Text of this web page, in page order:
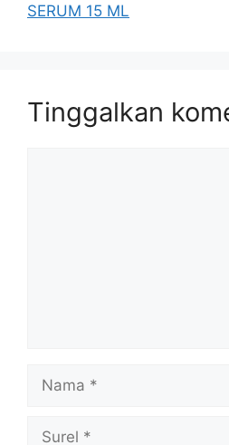
SERUM 15 ML
Tinggalkan